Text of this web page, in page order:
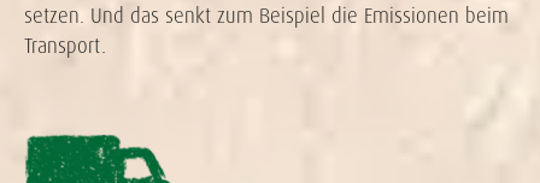
setzen. Und das senkt zum Beispiel die Emissionen beim
Transport.